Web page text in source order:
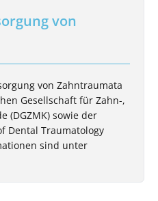
von
von Zahntraumata
Gesellschaft für Zahn-,
(DGZMK) sowie der
Dental Traumatology
sind unter